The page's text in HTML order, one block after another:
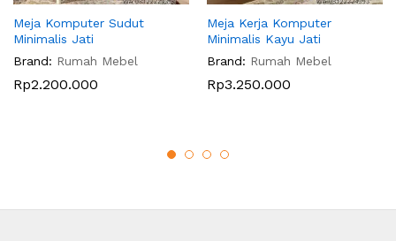
Meja Komputer Sudut
Minimalis Jati
Brand: Rumah Mebel
Rp2.200.000
Meja Kerja Komputer
Minimalis Kayu Jati
Brand: Rumah Mebel
Rp3.250.000